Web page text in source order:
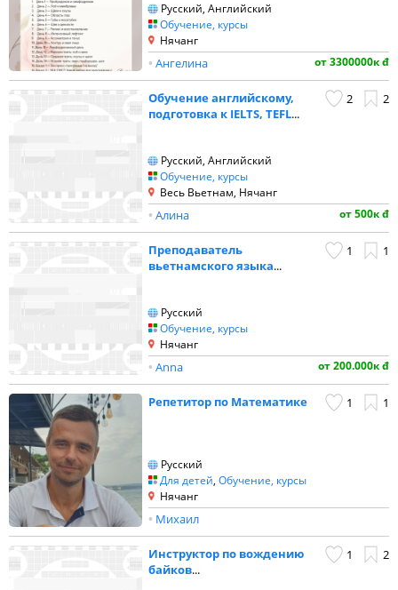
Русский, Английский
Обучение, курсы
Нячанг
от 3300000к đ
• Ангелина
2 2
Обучение английскому,
подготовка к IELTS, TEFL...
Русский, Английский
Обучение, курсы
Весь Вьетнам, Нячанг
от 500к đ
• Алина
1 1
Преподаватель
вьетнамского языка...
Русский
Обучение, курсы
Нячанг
от 200.000к đ
• Anna
1 1
Репетитор по Математике
Русский
Для детей, Обучение, курсы
Нячанг
• Михаил
1 2
Инструктор по вождению
байков...